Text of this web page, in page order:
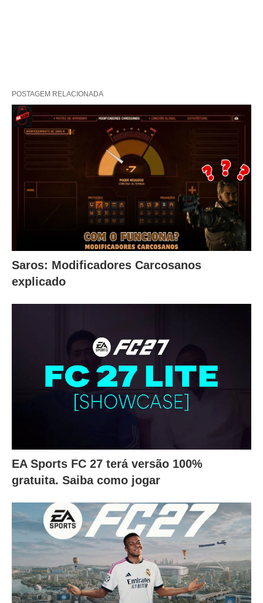
POSTAGEM RELACIONADA
Saros: Modificadores Carcosanos
explicado
EA Sports FC 27 terá versão 100%
gratuita. Saiba como jogar